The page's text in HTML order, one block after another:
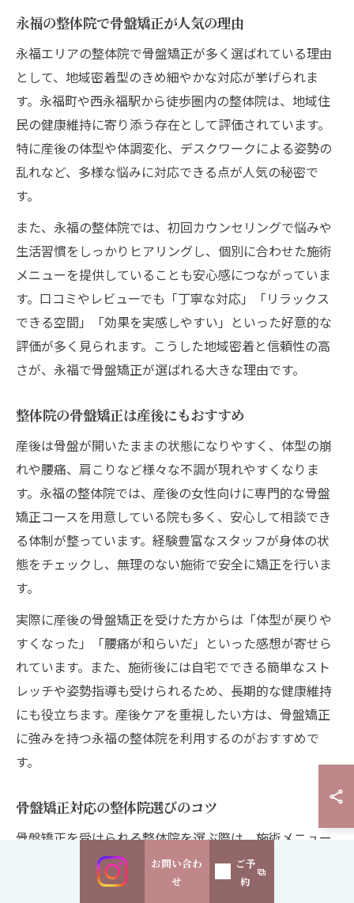
永福の整体院で骨盤矯正が人気の理由
永福エリアの整体院で骨盤矯正が多く選ばれている理由
として、地域密着型のきめ細やかな対応が挙げられま
す。永福町や西永福駅から徒歩圏内の整体院は、地域住
民の健康維持に寄り添う存在として評価されています。
特に産後の体型や体調変化、デスクワークによる姿勢の
乱れなど、多様な悩みに対応できる点が人気の秘密で
す。
また、永福の整体院では、初回カウンセリングで悩みや
生活習慣をしっかりヒアリングし、個別に合わせた施術
メニューを提供していることも安心感につながっていま
す。口コミやレビューでも「丁寧な対応」「リラックス
できる空間」「効果を実感しやすい」といった好意的な
評価が多く見られます。こうした地域密着と信頼性の高
さが、永福で骨盤矯正が選ばれる大きな理由です。
整体院の骨盤矯正は産後にもおすすめ
産後は骨盤が開いたままの状態になりやすく、体型の崩
れや腰痛、肩こりなど様々な不調が現れやすくなりま
す。永福の整体院では、産後の女性向けに専門的な骨盤
矯正コースを用意している院も多く、安心して相談でき
る体制が整っています。経験豊富なスタッフが身体の状
態をチェックし、無理のない施術で安全に矯正を行いま
す。
実際に産後の骨盤矯正を受けた方からは「体型が戻りや
すくなった」「腰痛が和らいだ」といった感想が寄せら
れています。また、施術後には自宅でできる簡単なスト
レッチや姿勢指導も受けられるため、長期的な健康維持
にも役立ちます。産後ケアを重視したい方は、骨盤矯正
に強みを持つ永福の整体院を利用するのがおすすめで
す。
骨盤矯正対応の整体院選びのコツ
骨盤矯正を受けられる整体院を選ぶ際は、施術メニュー
の充実度やスタッフの資格・経験、口コミ・評判などを
総合的にチェックすることが大切です。特に永福町や西
お問い合わ
せ
ご予
約